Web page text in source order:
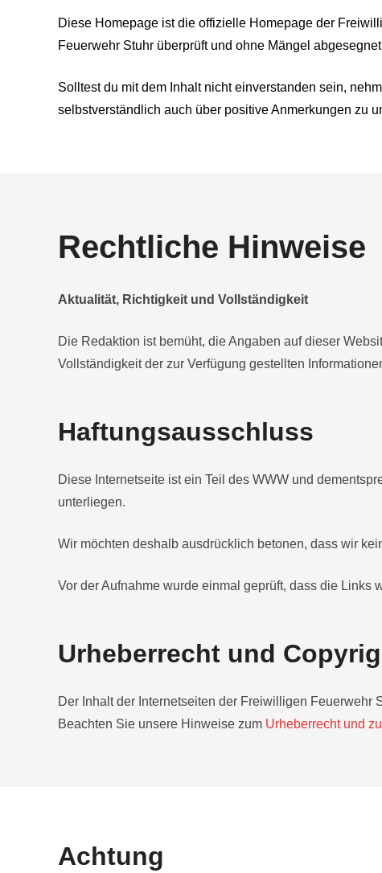
Diese Homepage ist die offizielle Homepage der
Feuerwehr Stuhr überprüft und ohne Mängel
Solltest du mit dem Inhalt nicht einverstanden sein,
selbstverständlich auch über positive Anmerkungen zu
Rechtliche Hinweise
Aktualität, Richtigkeit und Vollständigkeit
Die Redaktion ist bemüht, die Angaben auf dieser
Vollständigkeit der zur Verfügung gestellten
Haftungsausschluss
Diese Internetseite ist ein Teil des WWW und
unterliegen.
Wir möchten deshalb ausdrücklich betonen, dass wir
Vor der Aufnahme wurde einmal geprüft, dass die Links
Urheberrecht und
Der Inhalt der Internetseiten der Freiwilligen Feuerwehr
Beachten Sie unsere Hinweise zum Urheberrecht und
Achtung